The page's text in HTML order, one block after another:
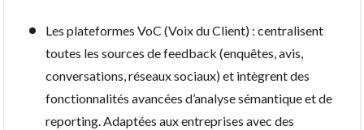
Les plateformes VoC (Voix du Client) : centralisent
toutes les sources de feedback (enquêtes, avis,
conversations, réseaux sociaux) et intègrent des
fonctionnalités avancées d’analyse sémantique et de
reporting. Adaptées aux entreprises avec des